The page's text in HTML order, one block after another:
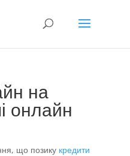
на
онлайн
що позику кредити